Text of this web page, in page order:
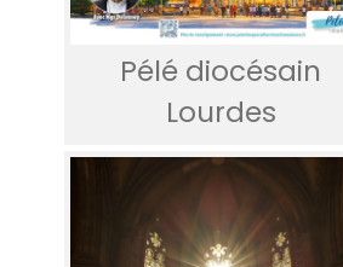
Pélé diocésain
Lourdes